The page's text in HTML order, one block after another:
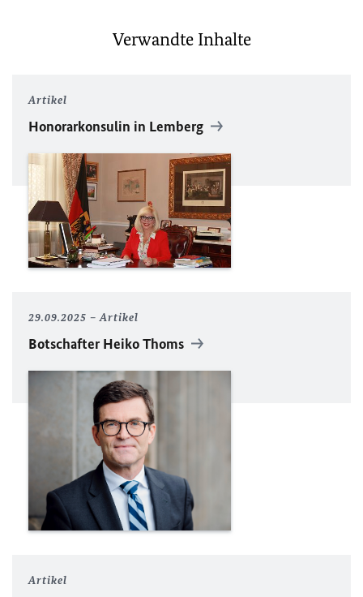
Verwandte Inhalte
Artikel
Honorarkonsulin in Lemberg
29.09.2025 Artikel
Botschafter Heiko Thoms
Artikel